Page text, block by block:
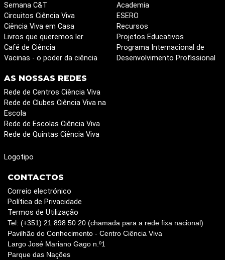
Semana C&T
Circuitos Ciência Viva
Ciência Viva em Casa
Livros que queremos ler
Café de Ciência
Vacinas - o poder da ciência
Academia
ESERO
Recursos
Projetos Educativos
Programa Internacional de
Desenvolvimento Profissional
AS NOSSAS REDES
Rede de Centros Ciência Viva
Rede de Clubes Ciência Viva na
Escola
Rede de Escolas Ciência Viva
Rede de Quintas Ciência Viva
Logotipo
CONTACTOS
Correio electrónico
Política de Privacidade
Termos de Utilização
Tel: (+351) 21 898 50 20 (chamada para a rede fixa nacional)
Pavilhão do Conhecimento - Centro Ciência Viva
Largo José Mariano Gago n.º1
Parque das Nações